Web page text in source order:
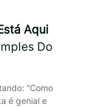
Aqui
Do
“Como
é genial e